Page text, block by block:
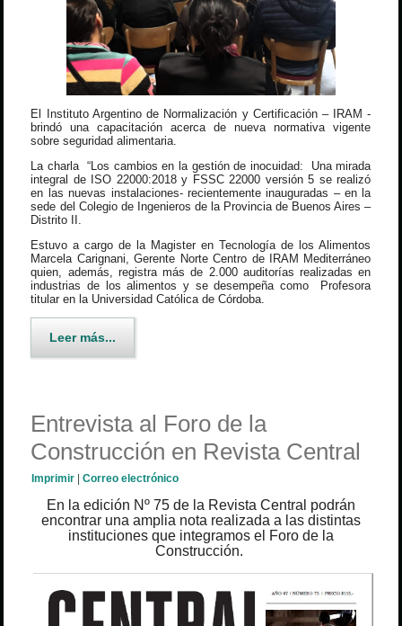
El Instituto Argentino de Normalización y Certificación – IRAM -
brindó una capacitación acerca de nueva normativa vigente
sobre seguridad alimentaria.
La charla “Los cambios en la gestión de inocuidad: Una mirada
integral de ISO 22000:2018 y FSSC 22000 versión 5 se realizó
en las nuevas instalaciones- recientemente inauguradas – en la
sede del Colegio de Ingenieros de la Provincia de Buenos Aires –
Distrito II.
Estuvo a cargo de la Magister en Tecnología de los Alimentos
Marcela Carignani, Gerente Norte Centro de IRAM Mediterráneo
quien, además, registra más de 2.000 auditorías realizadas en
industrias de los alimentos y se desempeña como Profesora
titular en la Universidad Católica de Córdoba.
Leer más...
Entrevista al Foro de la
Construcción en Revista Central
Imprimir |Correo electrónico
En la edición Nº 75 de la Revista Central podrán
encontrar una amplia nota realizada a las distintas
instituciones que integramos el Foro de la
Construcción.